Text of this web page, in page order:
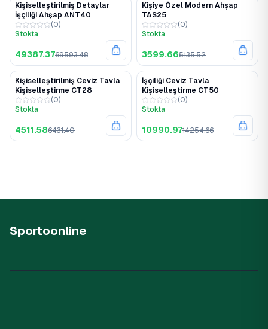
%29
Kişiselleştirilmiş Detaylar
İşçiliği Ahşap ANT40
(0)
Stokta
49387.3769593.48
%30
Kişiye Özel Modern Ahşap
TAS25
(0)
Stokta
3599.665135.52
%30
Kişiselleştirilmiş Ceviz Tavla
Kişiselleştirme CT28
(0)
Stokta
4511.586431.40
İşçiliği Ceviz Tavla
Kişiselleştirme CT50
(0)
Stokta
10990.9714254.66
Sportoonline